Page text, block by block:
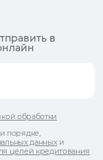
в
обработки
порядке,
данныхи
целей кредитования